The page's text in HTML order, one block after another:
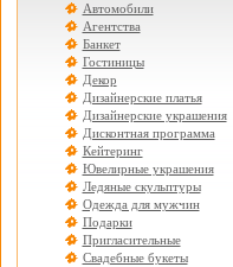
Автомобили
Агентства
Банкет
Гостиницы
Декор
Дизайнерские платья
Дизайнерские украшения
Дисконтная программа
Кейтеринг
Ювелирные украшения
Ледяные скульптуры
Одежда для мужчин
Подарки
Пригласительные
Свадебные букеты